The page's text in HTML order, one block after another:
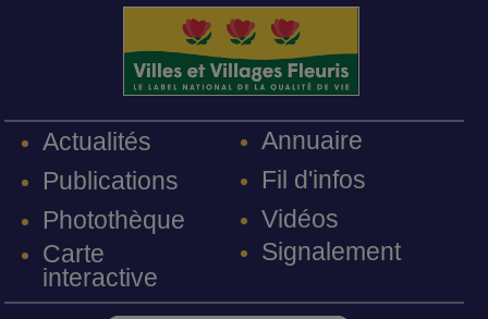
Actualités
Publications
Photothèque
Carte
interactive
Annuaire
Fil d'infos
Vidéos
Signalement